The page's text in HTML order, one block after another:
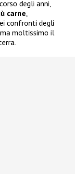
degli anni,
carne,
confronti degli
moltissimo il